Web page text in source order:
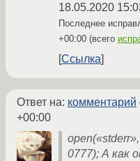
18.05.2020
Последнее
+00:00 (всего
Ссылка
Ответ на: комментарий
+00:00
0777); А как